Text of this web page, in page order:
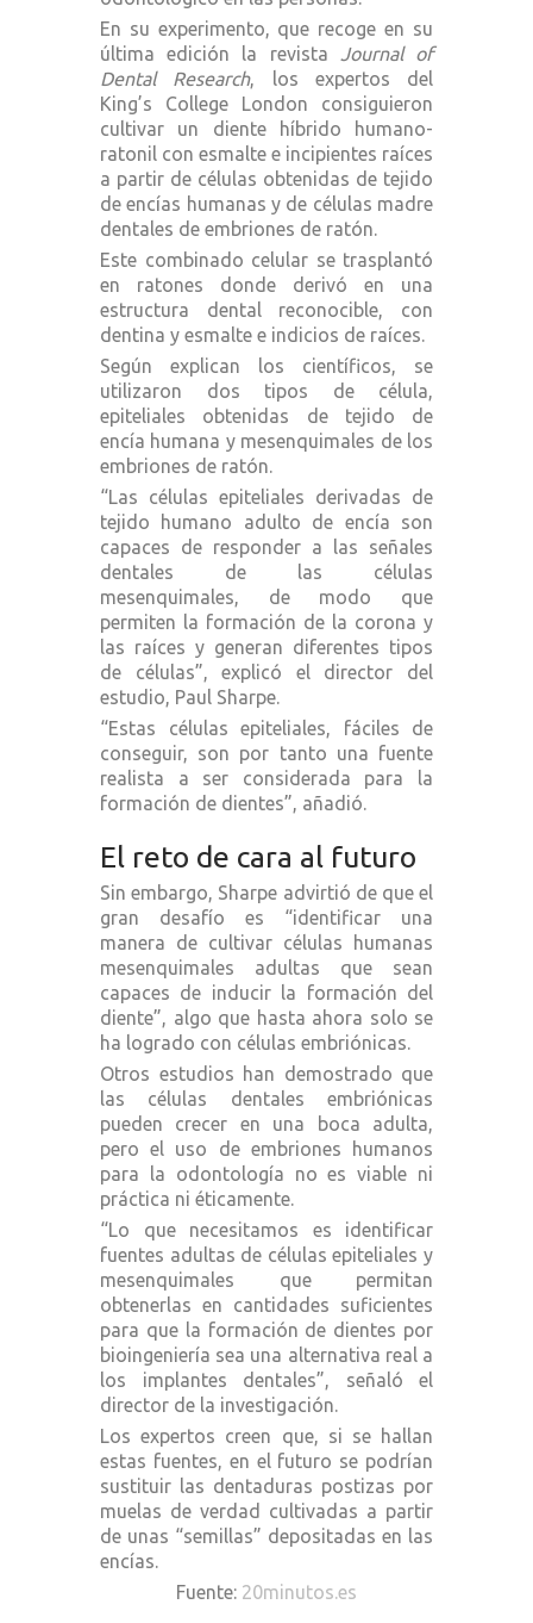
En su experimento, que recoge en su
última edición la revista Journal of
Dental Research, los expertos del
King’s College London consiguieron
cultivar un diente híbrido humano-
ratonil con esmalte e incipientes raíces
a partir de células obtenidas de tejido
de encías humanas y de células madre
dentales de embriones de ratón.
Este combinado celular se trasplantó
en ratones donde derivó en una
estructura dental reconocible, con
dentina y esmalte e indicios de raíces.
Según explican los científicos, se
utilizaron dos tipos de célula,
epiteliales obtenidas de tejido de
encía humana y mesenquimales de los
embriones de ratón.
“Las células epiteliales derivadas de
tejido humano adulto de encía son
capaces de responder a las señales
dentales de las células
mesenquimales, de modo que
permiten la formación de la corona y
las raíces y generan diferentes tipos
de células”, explicó el director del
estudio, Paul Sharpe.
“Estas células epiteliales, fáciles de
conseguir, son por tanto una fuente
realista a ser considerada para la
formación de dientes”, añadió.
El reto de cara al futuro
Sin embargo, Sharpe advirtió de que el
gran desafío es “identificar una
manera de cultivar células humanas
mesenquimales adultas que sean
capaces de inducir la formación del
diente”, algo que hasta ahora solo se
ha logrado con células embriónicas.
Otros estudios han demostrado que
las células dentales embriónicas
pueden crecer en una boca adulta,
pero el uso de embriones humanos
para la odontología no es viable ni
práctica ni éticamente.
“Lo que necesitamos es identificar
fuentes adultas de células epiteliales y
mesenquimales que permitan
obtenerlas en cantidades suficientes
para que la formación de dientes por
bioingeniería sea una alternativa real a
los implantes dentales”, señaló el
director de la investigación.
Los expertos creen que, si se hallan
estas fuentes, en el futuro se podrían
sustituir las dentaduras postizas por
muelas de verdad cultivadas a partir
de unas “semillas” depositadas en las
encías.
Fuente: 20minutos.es